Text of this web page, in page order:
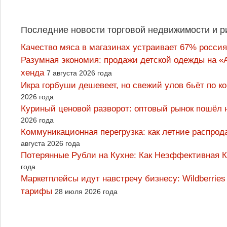
Последние новости торговой недвижимости и
Качество мяса в магазинах устраивает 67%
Разумная экономия: продажи детской одежды на
хенда 7 августа 2026 года
Икра горбуши дешевеет, но свежий улов бьёт по
2026 года
Куриный ценовой разворот: оптовый рынок
2026 года
Коммуникационная перегрузка: как летние
августа 2026 года
Потерянные Рубли на Кухне: Как
года
Маркетплейсы идут навстречу бизнесу:
тарифы 28 июля 2026 года